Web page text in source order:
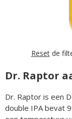
Resetde
Dr. Raptor
Dr. Raptor is een
double IPA bevat